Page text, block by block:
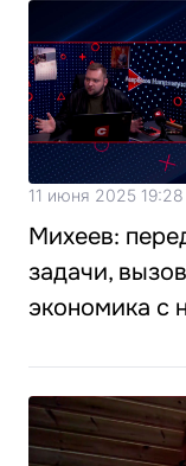
11 июня 2025 19:28
Михеев:
задачи,
экономика с